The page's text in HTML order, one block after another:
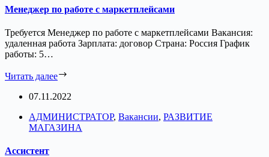
Менеджер по работе с маркетплейсами
Требуется Менеджер по работе с маркетплейсами Вакансия:
удаленная работа Зарплата: договор Страна: Россия График
работы: 5…
Читать далее
07.11.2022
АДМИНИСТРАТОР, Вакансии, РАЗВИТИЕ
МАГАЗИНА
Ассистент